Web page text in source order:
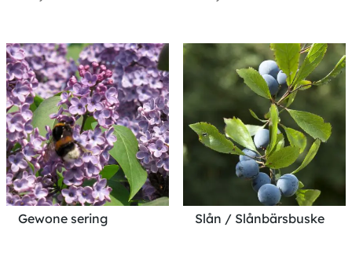
Gewone sering Slån / Slånbärsbuske